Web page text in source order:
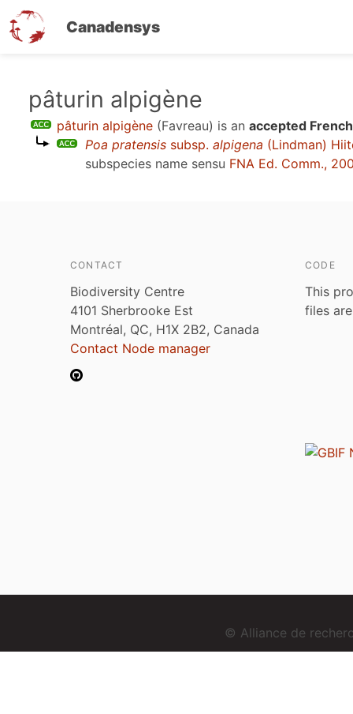
Canadensys
content
pâturin alpigène
pâturin alpigène (Favreau) is an accepted
Poa pratensis subsp. alpigena (Lindman)
subspecies name sensu FNA Ed. Comm.,
CONTACT
Biodiversity Centre
4101 Sherbrooke Est
Montréal, QC, H1X 2B2, Canada
Contact Node manager
CODE
This
files
© Alliance de